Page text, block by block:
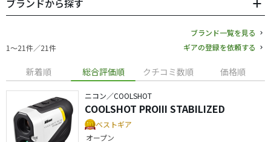
ブランドから探す
1〜21件／21件
ブランド一覧を見る
ギアの登録を依頼する
新着順 総合評価順 クチコミ数順 価格順
ニコン／COOLSHOT
COOLSHOT PROIII STABILIZED
ベストギア
オープン